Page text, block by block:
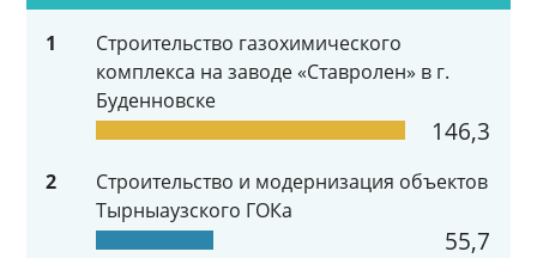
1
Строительство газохимического
комплекса на заводе «Ставролен» в г.
Буденновске
146,3
2
Строительство и модернизация объектов
Тырныаузского ГОКа
55,7